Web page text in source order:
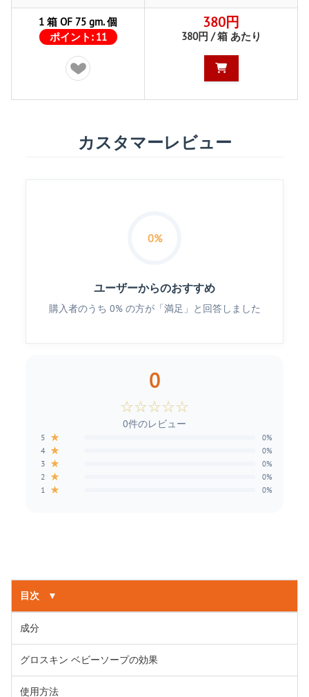
1 箱 OF 75 gm. 個
ポイント: 11
380円
380円 / 箱 あたり
カスタマーレビュー
0%
ユーザーからのおすすめ
購入者のうち 0% の方が「満足」と回答しました
0
☆☆☆☆☆
0件のレビュー
5 ★ 0%
4 ★ 0%
3 ★ 0%
2 ★ 0%
1 ★ 0%
目次 ▼
成分
グロスキン ベビーソープの効果
使用方法